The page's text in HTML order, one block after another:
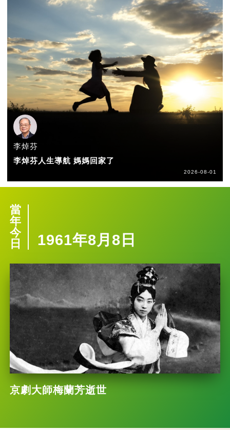
李焯芬
李焯芬人生導航 媽媽回家了
2026-08-01
當
年
今
日
1961年8月8日
京劇大師梅蘭芳逝世